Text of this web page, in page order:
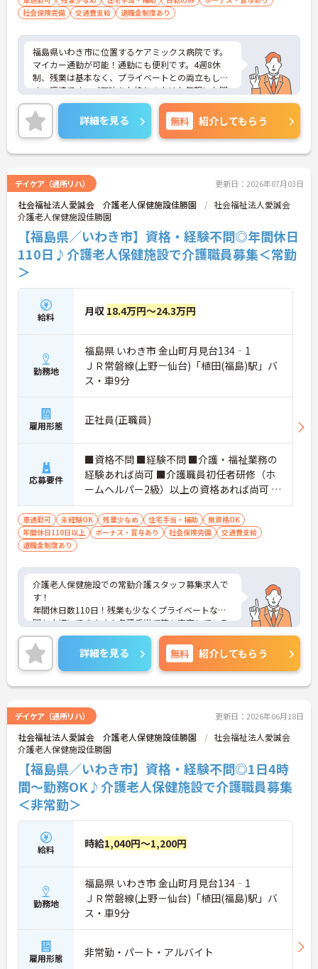
社会保険完備
交通費支給 退職金制度あり
福島県いわき市に位置するケアミックス病院です。
マイカー通勤が可能！通勤にも便利です。4週8休
制、残業は基本なく、プライベートとの両立もしや
すい環境です。ご興味をお持ちの方はお気軽にお問
い合わせください。
詳細を見る 無料 紹介してもらう
デイケア（通所リハ） 更新日：2026年07月03日
社会福祉法人愛誠会 介護老人保健施設佳勝園
社会福祉法人愛誠会
介護老人保健施設佳勝園
【福島県／いわき市】資格・経験不問◎年間休日
110日♪介護老人保健施設で介護職員募集＜常勤
＞
給料 月収 18.4万円～24.3万円
勤務地
福島県 いわき市 金山町月見台134‐1
ＪＲ常磐線(上野－仙台)「植田(福島)駅」バ
ス・車9分
雇用形態 正社員(正職員)
応募要件
■資格不問 ■経験不問 ■介護・福祉業務の
経験あれば尚可 ■介護職員初任者研修（ホ
ームヘルパー2級）以上の資格あれば尚可 ■
普通自動車運転免許（AT限定可） ■必要な
PCスキル：パソコン、タブレットの所定画
面への文字入力程度
車通勤可 未経験OK 残業少なめ 住宅手当・補助
無資格OK
年間休日110日以上
ボーナス・賞与あり 社会保険完備
交通費支給
退職金制度あり
介護老人保健施設での常勤介護スタッフ募集求人で
す！
年間休日数110日！残業も少なくプライベートな時
間も大切にできます！各種手当て等も充実している
ので安心して長期での就業が可能！
ご興味ある方には、面接のポイントなど、さらに詳
細をお話致しますのでお気軽にご相談ください。
詳細を見る 無料 紹介してもらう
デイケア（通所リハ） 更新日：2026年06月18日
社会福祉法人愛誠会 介護老人保健施設佳勝園
社会福祉法人愛誠会
介護老人保健施設佳勝園
【福島県／いわき市】資格・経験不問◎1日4時
間～勤務OK♪介護老人保健施設で介護職員募集
＜非常勤＞
給料 時給1,040円～1,200円
勤務地
福島県 いわき市 金山町月見台134‐1
ＪＲ常磐線(上野－仙台)「植田(福島)駅」バ
ス・車9分
雇用形態 非常勤・パート・アルバイト